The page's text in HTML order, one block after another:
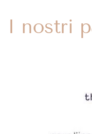
I nostri